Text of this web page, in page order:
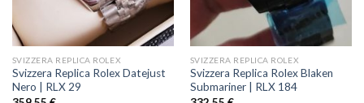
SVIZZERA REPLICA ROLEX
Svizzera Replica Rolex Datejust
Nero | RLX 29
SVIZZERA REPLICA ROLEX
Svizzera Replica Rolex Blaken
Submariner | RLX 184